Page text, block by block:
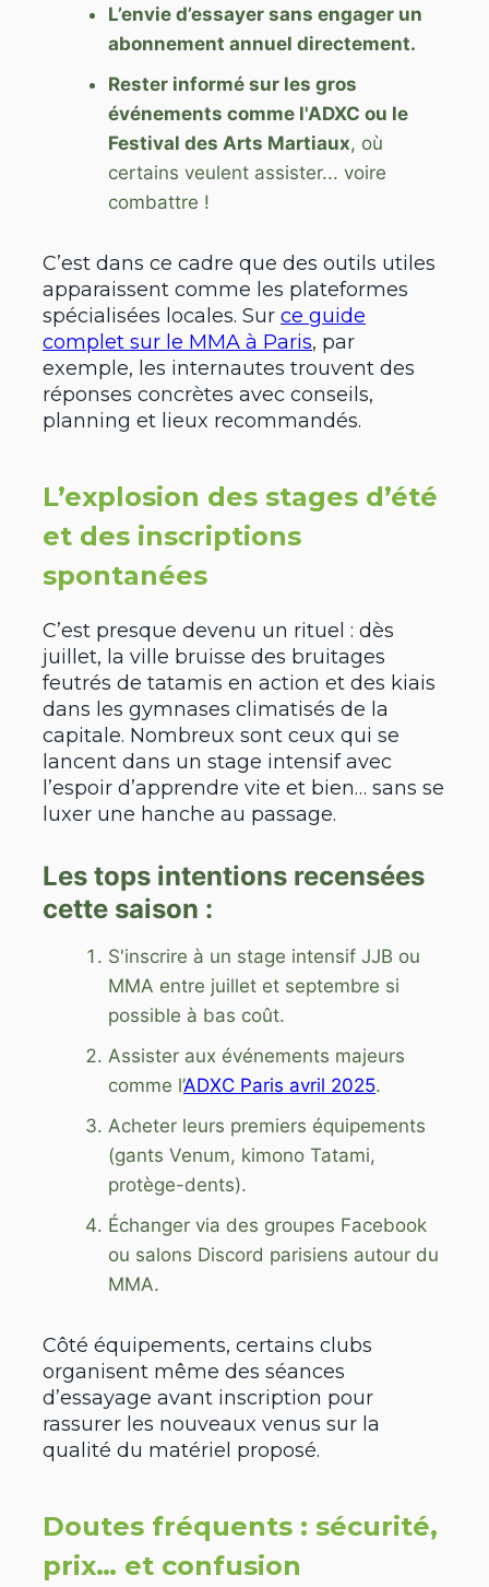
L’envie d’essayer sans engager un
abonnement annuel directement.
Rester informé sur les gros
événements comme l'ADXC ou le
Festival des Arts Martiaux, où
certains veulent assister... voire
combattre !
C’est dans ce cadre que des outils utiles
apparaissent comme les plateformes
spécialisées locales. Sur ce guide
complet sur le MMA à Paris, par
exemple, les internautes trouvent des
réponses concrètes avec conseils,
planning et lieux recommandés.
L’explosion des stages d’été
et des inscriptions
spontanées
C’est presque devenu un rituel : dès
juillet, la ville bruisse des bruitages
feutrés de tatamis en action et des kiais
dans les gymnases climatisés de la
capitale. Nombreux sont ceux qui se
lancent dans un stage intensif avec
l’espoir d’apprendre vite et bien… sans se
luxer une hanche au passage.
Les tops intentions recensées
cette saison :
S'inscrire à un stage intensif JJB ou
MMA entre juillet et septembre si
possible à bas coût.
Assister aux événements majeurs
comme l’ADXC Paris avril 2025.
Acheter leurs premiers équipements
(gants Venum, kimono Tatami,
protège-dents).
Échanger via des groupes Facebook
ou salons Discord parisiens autour du
MMA.
Côté équipements, certains clubs
organisent même des séances
d’essayage avant inscription pour
rassurer les nouveaux venus sur la
qualité du matériel proposé.
Doutes fréquents : sécurité,
prix… et confusion